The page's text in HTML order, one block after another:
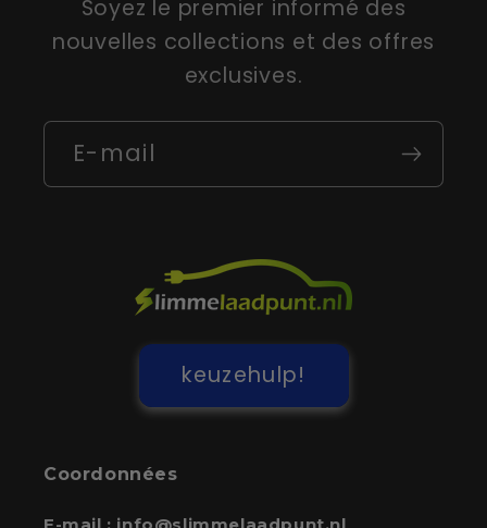
Soyez le premier informé des
nouvelles collections et des offres
exclusives.
E-mail
keuzehulp!
Coordonnées